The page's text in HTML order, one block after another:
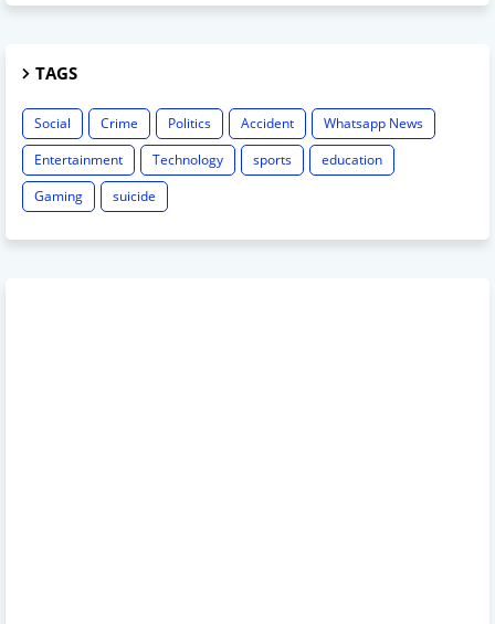
TAGS
Social Crime Politics Accident
Whatsapp News
Entertainment
Technology sports
education
Gaming
suicide